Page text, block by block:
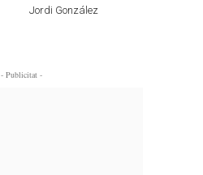
Jordi González
- Publicitat -